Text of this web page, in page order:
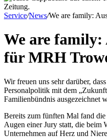
Service/News/We are family:
We are family:
für MRH
Wir freuen uns sehr darüber,
Personalpolitik mit dem
Familienbündnis ausgezeichnet
Bereits zum fünften Mal fand
Augen einer Jury statt, die beim
Unternehmen auf Herz und